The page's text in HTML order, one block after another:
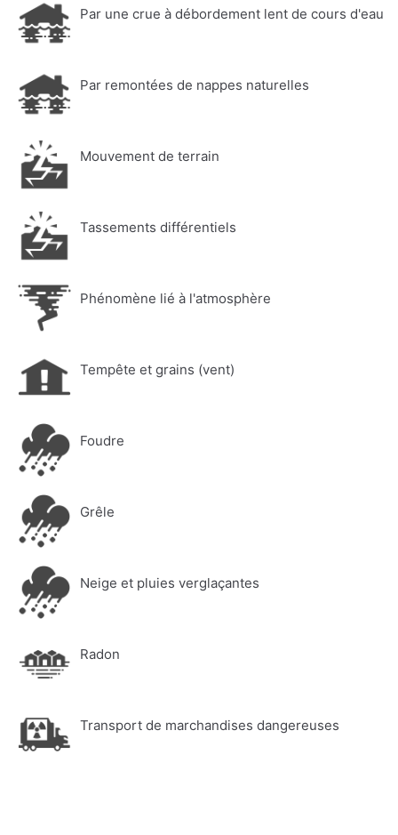
Par une crue à débordement lent de cours d'eau
Par remontées de nappes naturelles
Mouvement de terrain
Tassements différentiels
Phénomène lié à l'atmosphère
Tempête et grains (vent)
Foudre
Grêle
Neige et pluies verglaçantes
Radon
Transport de marchandises dangereuses